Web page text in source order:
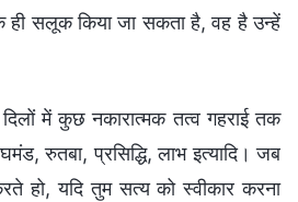
सलूक किया जा सकता है, वह है उन्हें
में कुछ नकारात्मक तत्व गहराई तक
रुतबा, प्रसिद्धि, लाभ इत्यादि। जब
हो, यदि तुम सत्य को स्वीकार करना